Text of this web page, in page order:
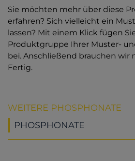
Sie möchten mehr über diese
erfahren? Sich vielleicht ein
lassen? Mit einem Klick fügen
Produktgruppe Ihrer Muster-
bei. Anschließend brauchen wir
Fertig.
WEITERE PHOSPHONATE
PHOSPHONATE